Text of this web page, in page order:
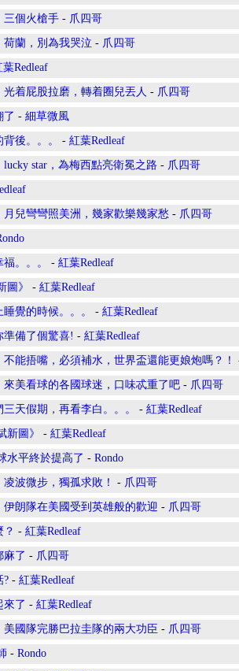
三個火槍手 - 爪四哥
蘭，別為我哭泣 - 爪四哥
葉Redleaf
着屁股拉磨，轉着圈兒丟人 - 爪四哥
了 - 細草微風
後。。。 - 紅葉Redleaf
star，為梅西點亮衛冕之路 - 爪四哥
月兒彎彎照美洲，幾家歡樂幾家愁 - 爪四哥
。。。 - 紅葉Redleaf
圖》 - 紅葉Redleaf
覺的時候。。。 - 紅葉Redleaf
準備了個驚喜! - 紅葉Redleaf
能捂嘴，必須補水，世界盃還能更娘炮嗎？！
來美看球的各國球迷，口味忒重了吧 - 爪四哥
天假期，再看李白。。。 - 紅葉Redleaf
新圖》 - 紅葉Redleaf
水平終於提高了 - Rondo
波微步，獨孤求敗！ - 爪四哥
朗隊在美國受到英雄般的歡迎 - 爪四哥
- 紅葉Redleaf
麻了 - 爪四哥
? - 紅葉Redleaf
來了 - 紅葉Redleaf
國隊完勝巴拉圭隊的兩大功臣 - 爪四哥
- Rondo